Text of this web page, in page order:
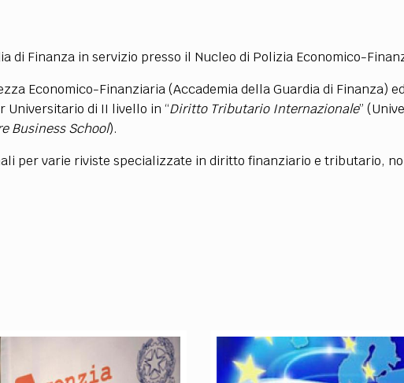
REDAZIONE COMITATO SCIENTIFICO AUTORI CURATORI FOTOGRAFI PARTNER
CODICI RUBRICHE LIBRI PROCEEDINGS PUBBLICITÀ CONTATTI
di Finanza in servizio presso il Nucleo di Polizia Economico-
Economico-Finanziaria (Accademia della Guardia di Finanza)
Universitario di II livello in “Diritto Tributario Internazionale”
Business School).
per varie riviste specializzate in diritto finanziario e tributario,